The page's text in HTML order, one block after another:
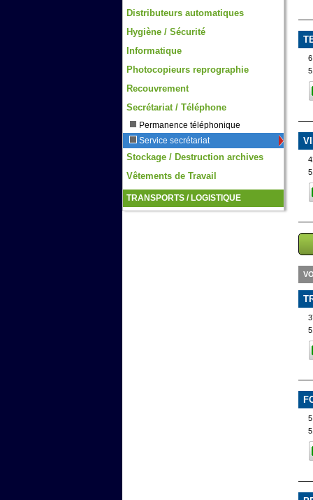
Distributeurs automatiques
Hygiène / Sécurité
Informatique
Photocopieurs reprographie
Recouvrement
Secrétariat / Téléphone
Permanence téléphonique
Service secrétariat
Stockage / Destruction archives
Vêtements de Travail
TRANSPORTS / LOGISTIQUE